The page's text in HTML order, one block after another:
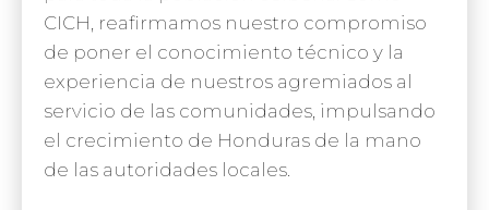
CICH, reafirmamos nuestro compromiso
de poner el conocimiento técnico y la
experiencia de nuestros agremiados al
servicio de las comunidades, impulsando
el crecimiento de Honduras de la mano
de las autoridades locales.